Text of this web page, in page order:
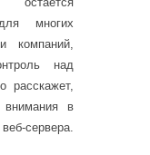
многих
компаний,
над
расскажет,
внимания в
сервера.